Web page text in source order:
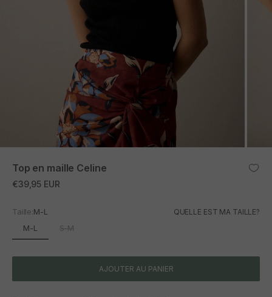
Top en maille Celine
Prix promotionnel
€39,95 EUR
Taille:M-L QUELLE EST MA TAILLE?
M-L S-M
AJOUTER AU PANIER